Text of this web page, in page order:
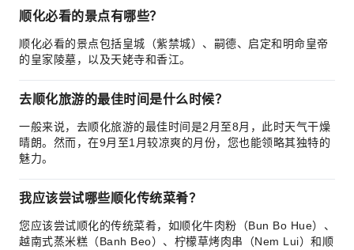
顺化必看的景点有哪些？
顺化必看的景点包括皇城（紫禁城）、嗣德、启定和明命皇帝
的皇家陵墓，以及天姥寺和香江。
去顺化旅游的最佳时间是什么时候？
一般来说，去顺化旅游的最佳时间是2月至8月，此时天气干燥
晴朗。然而，在9月至1月较凉爽的月份，您也能领略其独特的
魅力。
我应该尝试哪些顺化传统菜肴？
您应该尝试顺化的传统菜肴，如顺化牛肉粉（Bun Bo Hue）、
越南式蒸米糕（Banh Beo）、柠檬草烤肉串（Nem Lui）和顺